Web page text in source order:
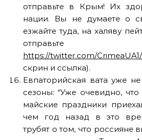
отправьте в Крым! Их
нации. Вы не думаете о
езжайте туда, на халяву
https://twitter.com/
скрин и ссылка).
Евпаторийская вата уже
сезоны: “Уже очевидно,
майские праздники
чем год назад в это
трубят о том, что